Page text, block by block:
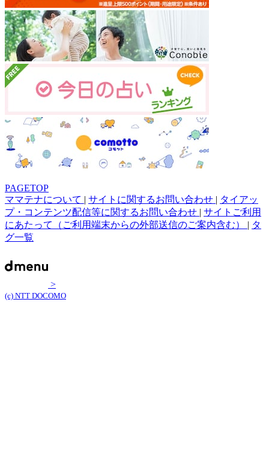
PAGETOP
ママテナについて | サイトに関するお問い合わせ | タイアッ
プ・コンテンツ配信等に関するお問い合わせ | サイトご利用
にあたって（ご利用端末からの外部送信のご案内含む） | タ
グ一覧
>
(c) NTT DOCOMO